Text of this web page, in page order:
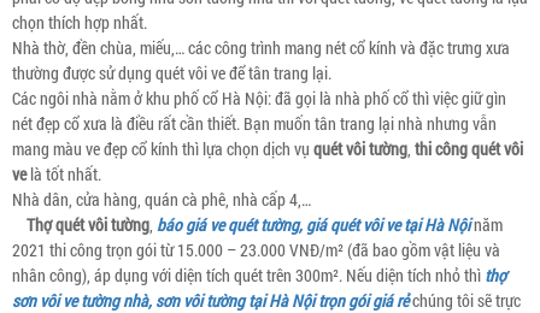
chọn thích hợp nhất.
Nhà thờ, đền chùa, miếu,… các công trình mang nét cổ kính và đặc trưng xưa
thường được sử dụng quét vôi ve để tân trang lại.
Các ngôi nhà nằm ở khu phố cổ Hà Nội: đã gọi là nhà phố cổ thì việc giữ gìn
nét đẹp cổ xưa là điều rất cần thiết. Bạn muốn tân trang lại nhà nhưng vẫn
mang màu ve đẹp cổ kính thì lựa chọn dịch vụ quét vôi tường, thi công quét vôi
velà tốt nhất.
Nhà dân, cửa hàng, quán cà phê, nhà cấp 4,…
Thợ quét vôi tường, báo giá ve quét tường, giá quét vôi ve tại Hà Nộinăm
2021 thi công trọn gói từ 15.000 – 23.000 VNĐ/m² (đã bao gồm vật liệu và
nhân công), áp dụng với diện tích quét trên 300m². Nếu diện tích nhỏ thì thợ
sơn vôi ve tường nhà, sơn vôi tường tại Hà Nội trọn gói giá rẻchúng tôi sẽ trực